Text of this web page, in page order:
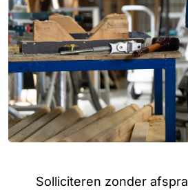
Solliciteren zonder